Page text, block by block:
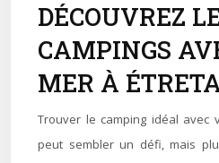
DÉCOUVREZ
CAMPINGS
MER À
Trouver le camping idéal avec
peut sembler un défi, mais